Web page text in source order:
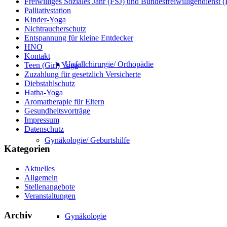
Unfallchirurgie/ Orthopädie
Gynäkologie/ Geburtshilfe
Gynäkologie
Palliativstation
Kinder-Yoga
Nichtraucherschutz
Entspannung für kleine Entdecker
HNO
Kontakt
Teen (Girl) Yoga
Zuzahlung für gesetzlich Versicherte
Diebstahlschutz
Hatha-Yoga
Aromatherapie für Eltern
Gesundheitsvorträge
Impressum
Datenschutz
Kategorien
Aktuelles
Allgemein
Stellenangebote
Veranstaltungen
Archiv